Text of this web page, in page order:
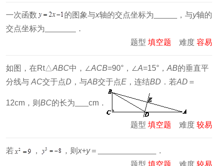
一次函数 的图象与x轴的交点坐标为 ，与y轴的
交点坐标为
．
题型 填空题 难度 容易
如图，在Rt△ABC中，∠ACB=90°，∠A=15°， AB的垂直平
分线与 AC交于点D ，与AB交于点E ，连结BD ．若AD ＝
12cm，则 BC的长为 cm．
题型 填空题 难度 较易
若 ， ，则 x+y＝
．
题型 填空题 难度 较易